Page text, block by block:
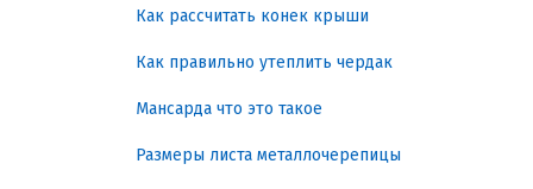
соответствующий конкретным условиям
долговечность и
надежность соединений
Как рассчитать конек крыши
Как правильно утеплить чердак
Мансарда что это такое
Размеры листа металлочерепицы